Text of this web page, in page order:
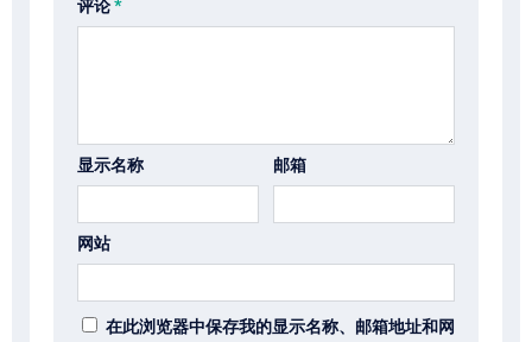
评论*
显示名称 邮箱
网站
在此浏览器中保存我的显示名称、邮箱地址和网